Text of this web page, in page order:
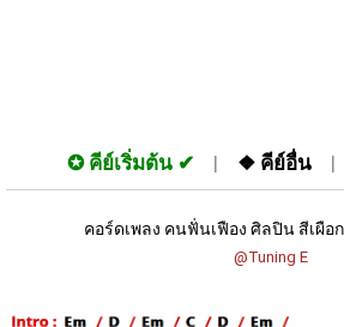
✪ คีย์เริ่มต้น ❖ คีย์อื่น
คอร์ดเพลง คนฟั่นเฟือง ศิลปิน สีเผือ
@Tuning E